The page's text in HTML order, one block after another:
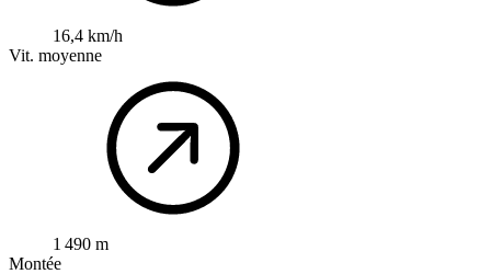
16,4 km/h
Vit. moyenne
1 490 m
Montée